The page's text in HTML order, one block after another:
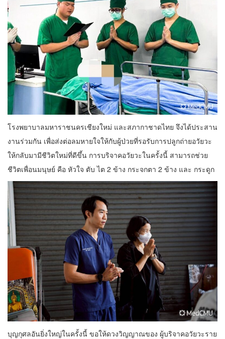
โรงพยาบาลมหาราชนครเชียงใหม่ และสภากาชาดไทย จึงได้ประสาน
งานร่วมกัน เพื่อส่งต่อลมหายใจให้กับผู้ป่วยที่รอรับการปลูกถ่ายอวัยวะ
ให้กลับมามีชีวิตใหม่ที่ดีขึ้น การบริจาคอวัยวะในครั้งนี้ สามารถช่วย
ชีวิตเพื่อนมนุษย์ คือ หัวใจ ตับ ไต 2 ข้าง กระจกตา 2 ข้าง และ กระดูก
บุญกุศลอันยิ่งใหญ่ในครั้งนี้ ขอให้ดวงวิญญาณของ ผู้บริจาคอวัยวะราย